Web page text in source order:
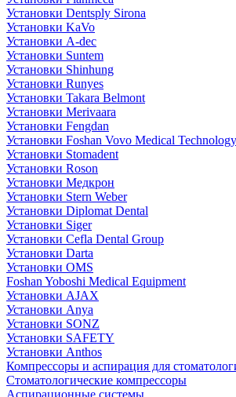
Установки Dentsply Sirona
Установки KaVo
Установки A-dec
Установки Suntem
Установки Shinhung
Установки Runyes
Установки Takara Belmont
Установки Merivaara
Установки Fengdan
Установки Foshan Vovo Medical Technology
Установки Stomadent
Установки Roson
Установки Медкрон
Установки Stern Weber
Установки Diplomat Dental
Установки Siger
Установки Cefla Dental Group
Установки Darta
Установки OMS
Foshan Yoboshi Medical Equipment
Установки AJAX
Установки Anya
Установки SONZ
Установки SAFETY
Установки Anthos
Компрессоры и аспирация для
Стоматологические компрессоры
Аспирационные системы